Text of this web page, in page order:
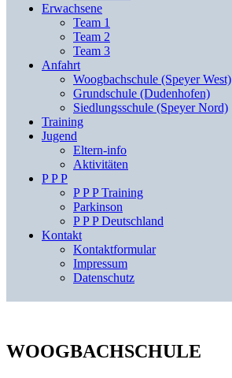
Erwachsene
Team 1
Team 2
Team 3
Anfahrt
Woogbachschule (Speyer West)
Grundschule (Dudenhofen)
Siedlungsschule (Speyer Nord)
Training
Jugend
Eltern-info
Aktivitäten
P P P
P P P Training
Parkinson
P P P Deutschland
Kontakt
Kontaktformular
Impressum
Datenschutz
WOOGBACHSCHULE